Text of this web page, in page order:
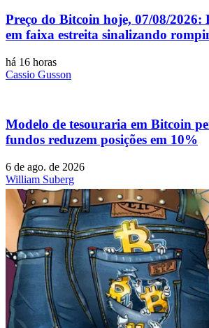
Preço do Bitcoin hoje, 07/08/2026:
em faixa estreita sinalizando
há 16 horas
Cassio Gusson
Modelo de tesouraria em Bitcoin
fundos reduzem posições em 10%
6 de ago. de 2026
William Suberg